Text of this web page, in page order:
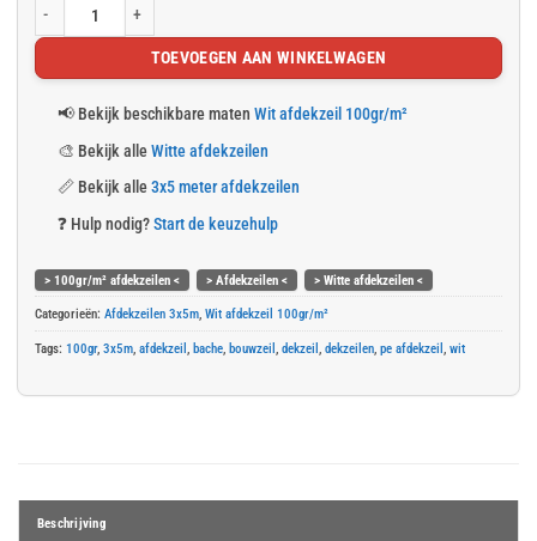
Wit afdekzeil 3x5m 100gr/m² aantal
TOEVOEGEN AAN WINKELWAGEN
📢 Bekijk beschikbare maten Wit afdekzeil 100gr/m²
🎨 Bekijk alleWitte afdekzeilen
📏 Bekijk alle 3x5 meter afdekzeilen
❓ Hulp nodig? Start de keuzehulp
> 100gr/m² afdekzeilen < > Afdekzeilen <
> Witte afdekzeilen <
Categorieën: Afdekzeilen 3x5m Wit afdekzeil 100gr/m²
Tags: 100gr, 3x5m afdekzeil bache bouwzeil dekzeil dekzeilen pe afdekzeil wit
Beschrijving